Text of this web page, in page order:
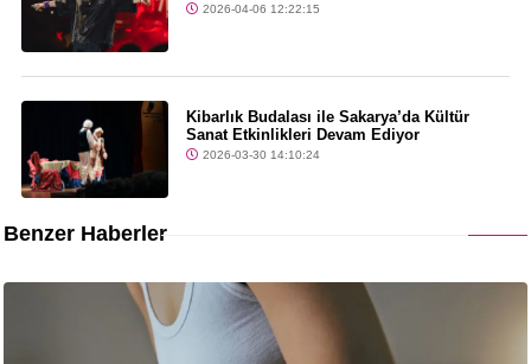
2026-04-06 12:22:15
Kibarlık Budalası ile Sakarya’da Kültür
Sanat Etkinlikleri Devam Ediyor
2026-03-30 14:10:24
Benzer Haberler